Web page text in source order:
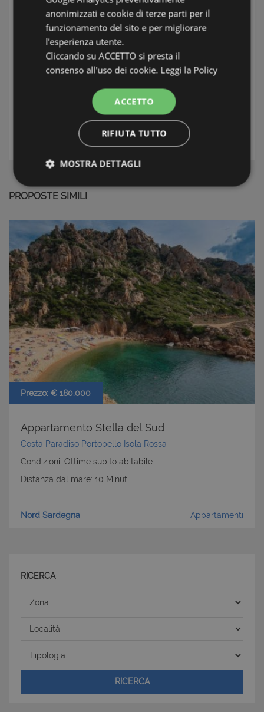
CondizioniOttime Pari al Nuovo
INFORMAZIONI: NORD SARDEGNA
TAG: Appartamenti, Alghero & Stintino, Nord
PROPOSTE SIMILI
Prezzo: € 180.000
Appartamento Stella del Sud
Costa Paradiso Portobello Isola Rossa
Condizioni: Ottime subito abitabile
Distanza dal mare: 10 Minuti
Nord Sardegna Appartamenti
RICERCA
Zona
Località
Tipologia
RICERCA
anonimizzati e cookie di terze parti per il
funzionamento del sito e per migliorare
l'esperienza utente.
Cliccando su ACCETTO si presta il
consenso all'uso dei cookie. Leggi la Policy
ACCETTO
RIFIUTA TUTTO
MOSTRA DETTAGLI
Strettamente necessari e Statistiche
Strettamente necessari e Statistiche
I cookie strettamente necessari consentono
funzionalità del sito Web principale come l'accesso
degli utenti e la gestione dell'account. Il sito Web
non può essere utilizzato correttamente senza i
cookie strettamente necessari.
Nome
Provider /Dominio
Scadenza
PHPSESSID
www.latuacasainsardegna.com
Sessione
giorni